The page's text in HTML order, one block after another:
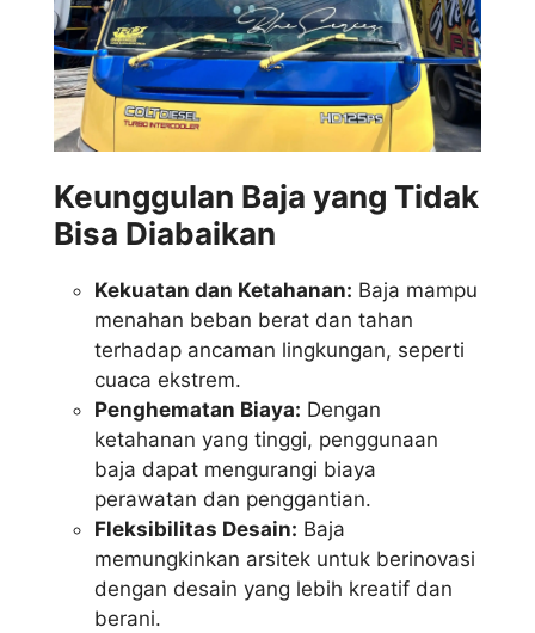
Keunggulan Baja yang Tidak
Bisa Diabaikan
Kekuatan dan Ketahanan: Baja mampu
menahan beban berat dan tahan
terhadap ancaman lingkungan, seperti
cuaca ekstrem.
Penghematan Biaya: Dengan
ketahanan yang tinggi, penggunaan
baja dapat mengurangi biaya
perawatan dan penggantian.
Fleksibilitas Desain: Baja
memungkinkan arsitek untuk berinovasi
dengan desain yang lebih kreatif dan
berani.